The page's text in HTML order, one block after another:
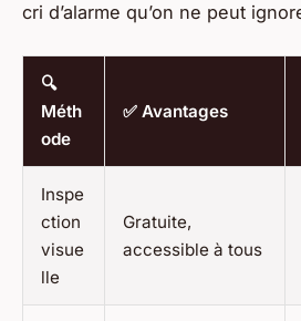
cri d’alarme qu’on ne peut
🔍
Méth
ode
✅ Avantages
Inspe
ction
visue
lle
Gratuite,
accessible à tous